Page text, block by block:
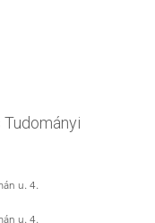
Tudományi
u. 4.
u. 4.